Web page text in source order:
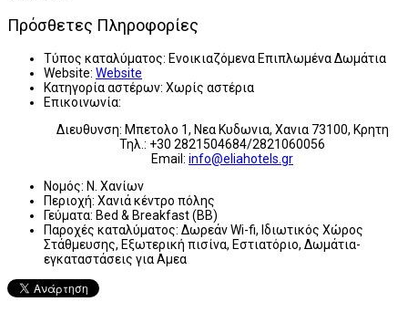
Πρόσθετες Πληροφορίες
Τύπος καταλύματος: Ενοικιαζόμενα Επιπλωμένα Δωμάτια
Website: Website
Κατηγορία αστέρων: Χωρίς αστέρια
Επικοινωνία:
Διευθυνση: Μπετολο 1, Νεα Κυδωνια, Χανια 73100, Κρητη
Τηλ.: +30 2821504684/2821060056
Email: info@eliahotels.gr
Νομός: Ν. Χανίων
Περιοχή: Χανιά κέντρο πόλης
Γεύματα: Bed & Breakfast (BB)
Παροχές καταλύματος: Δωρεάν Wi-fi, Ιδιωτικός Χώρος
Στάθμευσης, Εξωτερική πισίνα, Εστιατόριο, Δωμάτια-
εγκαταστάσεις για Αμεα